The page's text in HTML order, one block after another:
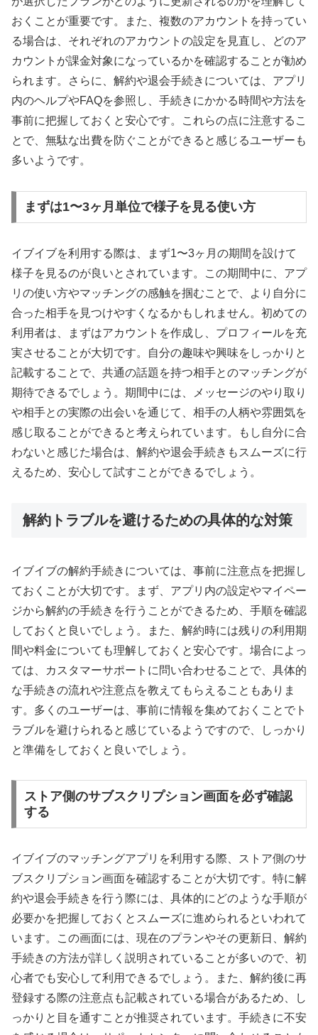
おくことが重要です。また、複数のアカウントを持ってい
る場合は、それぞれのアカウントの設定を見直し、どのア
カウントが課金対象になっているかを確認することが勧め
られます。さらに、解約や退会手続きについては、アプリ
内のヘルプやFAQを参照し、手続きにかかる時間や方法を
事前に把握しておくと安心です。これらの点に注意するこ
とで、無駄な出費を防ぐことができると感じるユーザーも
多いようです。
まずは1〜3ヶ月単位で様子を見る使い方
イブイブを利用する際は、まず1〜3ヶ月の期間を設けて
様子を見るのが良いとされています。この期間中に、アプ
リの使い方やマッチングの感触を掴むことで、より自分に
合った相手を見つけやすくなるかもしれません。初めての
利用者は、まずはアカウントを作成し、プロフィールを充
実させることが大切です。自分の趣味や興味をしっかりと
記載することで、共通の話題を持つ相手とのマッチングが
期待できるでしょう。期間中には、メッセージのやり取り
や相手との実際の出会いを通じて、相手の人柄や雰囲気を
感じ取ることができると考えられています。もし自分に合
わないと感じた場合は、解約や退会手続きもスムーズに行
えるため、安心して試すことができるでしょう。
解約トラブルを避けるための具体的な対策
イブイブの解約手続きについては、事前に注意点を把握し
ておくことが大切です。まず、アプリ内の設定やマイペー
ジから解約の手続きを行うことができるため、手順を確認
しておくと良いでしょう。また、解約時には残りの利用期
間や料金についても理解しておくと安心です。場合によっ
ては、カスタマーサポートに問い合わせることで、具体的
な手続きの流れや注意点を教えてもらえることもありま
す。多くのユーザーは、事前に情報を集めておくことでト
ラブルを避けられると感じているようですので、しっかり
と準備をしておくと良いでしょう。
ストア側のサブスクリプション画面を必ず確認
する
イブイブのマッチングアプリを利用する際、ストア側のサ
ブスクリプション画面を確認することが大切です。特に解
約や退会手続きを行う際には、具体的にどのような手順が
必要かを把握しておくとスムーズに進められるといわれて
います。この画面には、現在のプランやその更新日、解約
手続きの方法が詳しく説明されていることが多いので、初
心者でも安心して利用できるでしょう。また、解約後に再
登録する際の注意点も記載されている場合があるため、し
っかりと目を通すことが推奨されています。手続きに不安